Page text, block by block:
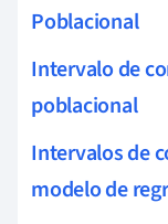
Poblacional
Intervalo de
poblacional
Intervalos de
modelo de